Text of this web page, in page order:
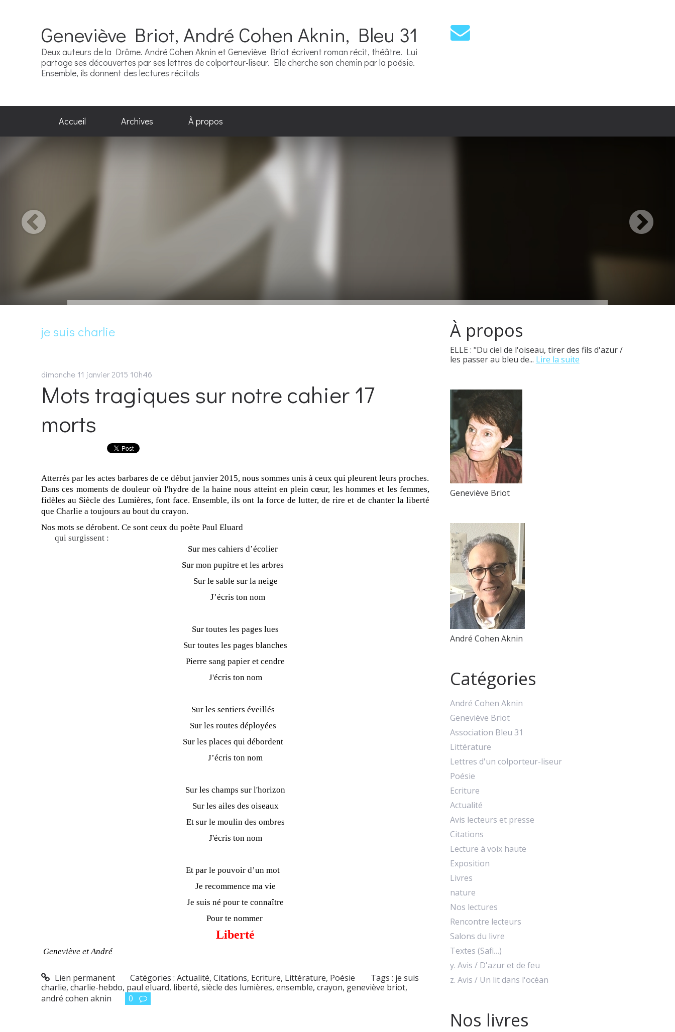
Geneviève Briot, André Cohen Aknin, Bleu 31
Deux auteurs de la Drôme. André Cohen Aknin et Geneviève Briot écrivent roman récit, théâtre. Lui
partage ses découvertes par ses lettres de colporteur-liseur. Elle cherche son chemin par la poésie.
Ensemble, ils donnent des lectures récitals
Accueil Archives À propos
je suis charlie
dimanche 11 janvier 2015 10h46
Mots tragiques sur notre cahier 17
morts
Atterrés par les actes barbares de ce début janvier 2015, nous sommes unis à ceux qui pleurent leurs proches.
Dans ces moments de douleur où l'hydre de la haine nous atteint en plein cœur, les hommes et les femmes,
fidèles au Siècle des Lumières, font face. Ensemble, ils ont la force de lutter, de rire et de chanter la liberté
que Charlie a toujours au bout du crayon.
Nos mots se dérobent. Ce sont ceux du poète Paul Eluard
qui surgissent :
Sur mes cahiers d’écolier
Sur mon pupitre et les arbres
Sur le sable sur la neige
J’écris ton nom
Sur toutes les pages lues
Sur toutes les pages blanches
Pierre sang papier et cendre
J'écris ton nom
Sur les sentiers éveillés
Sur les routes déployées
Sur les places qui débordent
J’écris ton nom
Sur les champs sur l'horizon
Sur les ailes des oiseaux
Et sur le moulin des ombres
J'écris ton nom
Et par le pouvoir d’un mot
Je recommence ma vie
Je suis né pour te connaître
Pour te nommer
Liberté
Geneviève et André
Lien permanent Catégories :Actualité,Citations, Ecriture, Littérature, Poésie Tags : je suis
charlie, charlie-hebdo, paul eluard, liberté, siècle des lumières, ensemble, crayon, geneviève briot,
andré cohen aknin
0
À propos
ELLE : "Du ciel de l'oiseau, tirer des fils d'azur /
les passer au bleu de... Lire la suite
Geneviève Briot
André Cohen Aknin
Catégories
André Cohen Aknin
Geneviève Briot
Association Bleu 31
Littérature
Lettres d'un colporteur-liseur
Poésie
Ecriture
Actualité
Avis lecteurs et presse
Citations
Lecture à voix haute
Exposition
Livres
nature
Nos lectures
Rencontre lecteurs
Salons du livre
Textes (Safi…)
y. Avis / D'azur et de feu
z. Avis / Un lit dans l'océan
Nos livres